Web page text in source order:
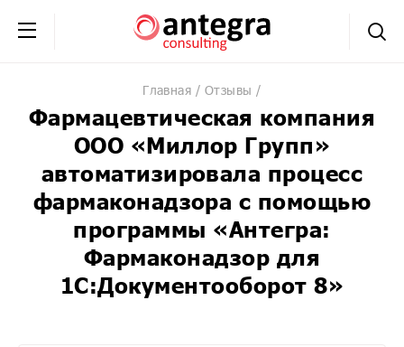
+7 (495) 230-20-02
обратная связь
Главная Отзывы
Фармацевтическая компания
ООО «Миллор Групп»
автоматизировала процесс
фармаконадзора с помощью
программы «Антегра:
Фармаконадзор для
1С:Документооборот 8»